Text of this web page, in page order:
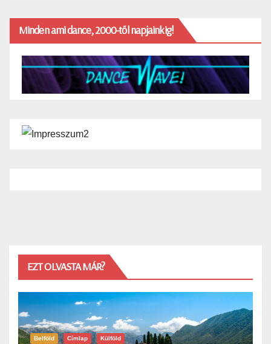
Minden ami dance, 2000-től napjainkig!
EZT OLVASTA MÁR?
Belföld Címlap Külföld